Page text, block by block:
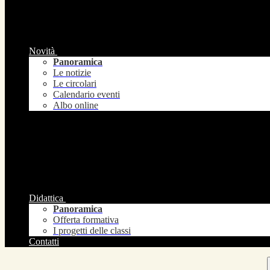
Novità
Panoramica
Le notizie
Le circolari
Calendario eventi
Albo online
Didattica
Panoramica
Offerta formativa
I progetti delle classi
Contatti